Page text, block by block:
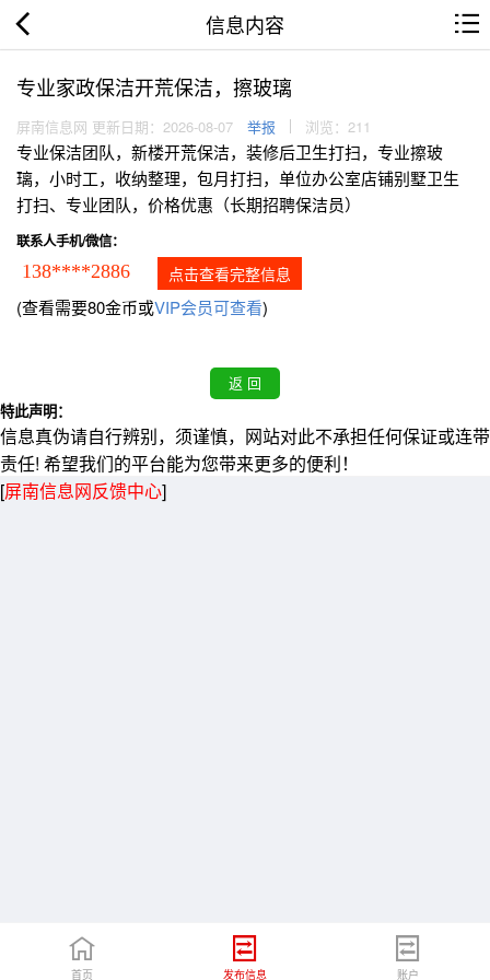
信息内容
专业家政保洁开荒保洁，擦玻璃
屏南信息网 更新日期：2026-08-07 举报 浏览：211
专业保洁团队，新楼开荒保洁，装修后卫生打扫，专业擦玻
璃，小时工，收纳整理，包月打扫，单位办公室店铺别墅卫生
打扫、专业团队，价格优惠（长期招聘保洁员）
联系人手机/微信：
138****2886 点击查看完整信息
(查看需要80金币或VIP会员可查看)
特此声明：
信息真伪请自行辨别，须谨慎，网站对此不承担任何保证或连带
责任! 希望我们的平台能为您带来更多的便利！
[屏南信息网反馈中心]
首页 发布信息 账户